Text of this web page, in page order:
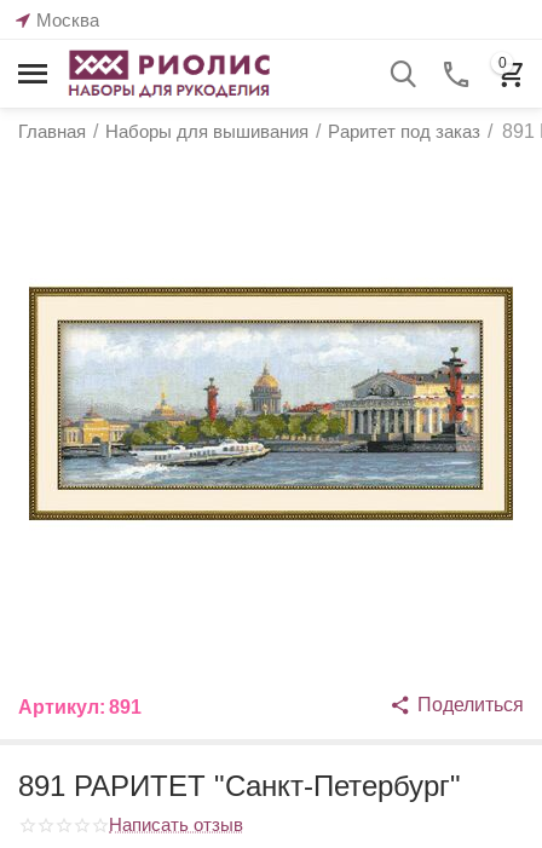
Москва
0
Главная / Наборы для вышивания / Раритет под заказ / 891
Артикул: 891 Поделиться
891 РАРИТЕТ "Санкт-Петербург"
Написать отзыв